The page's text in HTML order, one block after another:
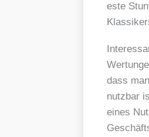
es­te
dass
nutz­bar
eines